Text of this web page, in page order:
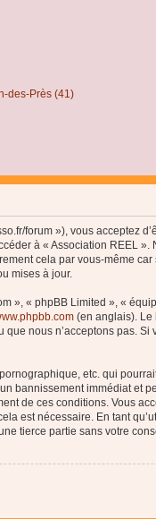
des-Près (41)
forum »), vous acceptez
à « Association REEL
cela par vous-même
mises à jour.
», « phpBB Limited », «
(en anglais). Le
nous n’acceptons pas.
etc. qui
bannissement immédiat et
de ces conditions. Vous
est nécessaire. En tant
tierce partie sans votre